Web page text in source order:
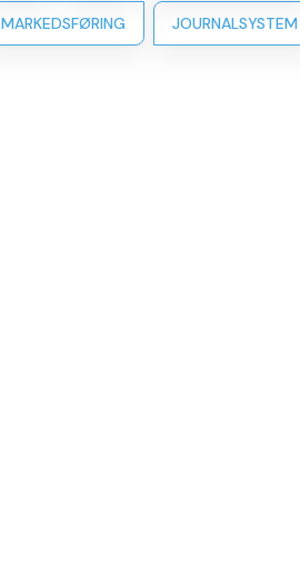
MARKEDSFØRING JOURNALSYSTEM